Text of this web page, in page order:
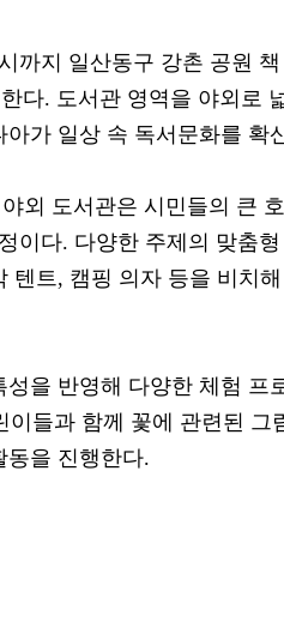
까지 일산동구 강촌 공원
다. 도서관 영역을 야외로
가 일상 속 독서문화를 확
외 도서관은 시민들의 큰
이다. 다양한 주제의 맞춤
텐트, 캠핑 의자 등을 비치
을 반영해 다양한 체험 프
이들과 함께 꽃에 관련된 그
동을 진행한다.